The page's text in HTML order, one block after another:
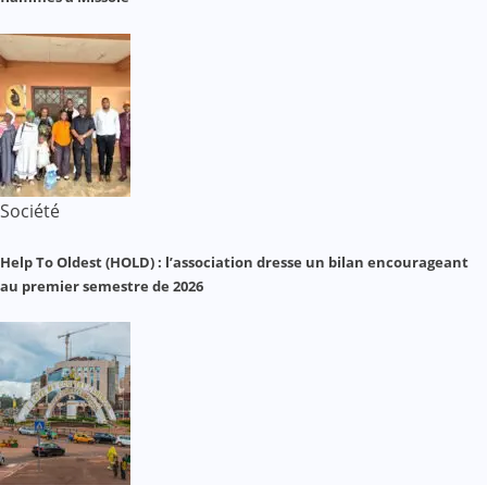
Société
Help To Oldest (HOLD) : l’association dresse un bilan encourageant
au premier semestre de 2026